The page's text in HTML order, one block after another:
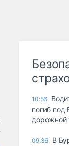
10:56
погиб под
дорожной
09:36 В